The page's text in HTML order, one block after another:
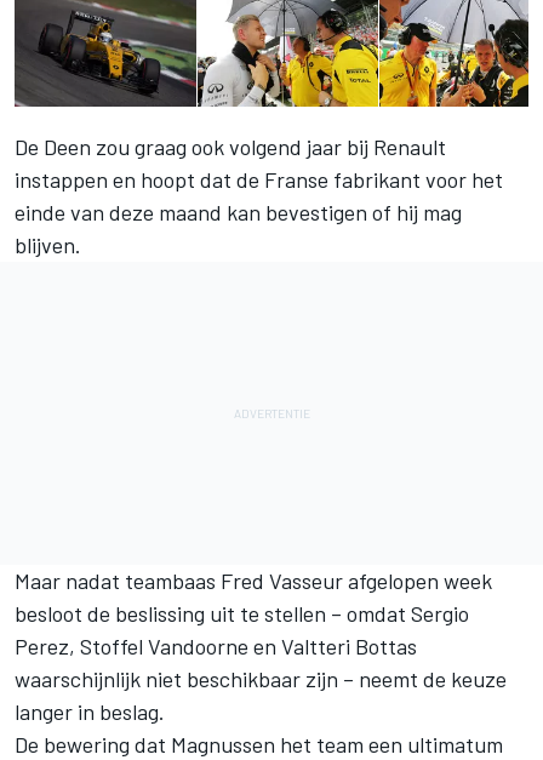
De Deen zou graag ook volgend jaar bij Renault
instappen en hoopt dat de Franse fabrikant voor het
einde van deze maand kan bevestigen of hij mag
blijven.
Maar nadat teambaas Fred Vasseur afgelopen week
besloot de beslissing uit te stellen – omdat Sergio
Perez, Stoffel Vandoorne en Valtteri Bottas
waarschijnlijk niet beschikbaar zijn – neemt de keuze
langer in beslag.
De bewering dat Magnussen het team een ultimatum